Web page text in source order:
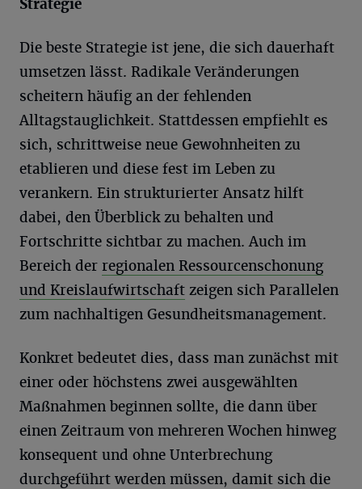
Strategie
Die beste Strategie ist jene, die sich dauerhaft
umsetzen lässt. Radikale Veränderungen
scheitern häufig an der fehlenden
Alltagstauglichkeit. Stattdessen empfiehlt es
sich, schrittweise neue Gewohnheiten zu
etablieren und diese fest im Leben zu
verankern. Ein strukturierter Ansatz hilft
dabei, den Überblick zu behalten und
Fortschritte sichtbar zu machen. Auch im
Bereich der regionalen Ressourcenschonung
und Kreislaufwirtschaft zeigen sich Parallelen
zum nachhaltigen Gesundheitsmanagement.
Konkret bedeutet dies, dass man zunächst mit
einer oder höchstens zwei ausgewählten
Maßnahmen beginnen sollte, die dann über
einen Zeitraum von mehreren Wochen hinweg
konsequent und ohne Unterbrechung
durchgeführt werden müssen, damit sich die